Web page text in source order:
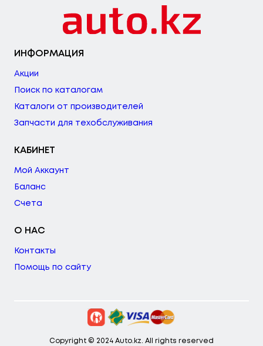
ИНФОРМАЦИЯ
Акции
Поиск по каталогам
Каталоги от производителей
Запчасти для техобслуживания
КАБИНЕТ
Мой Аккаунт
Баланс
Счета
О НАС
Контакты
Помощь по сайту
Copyright © 2024 Auto.kz. All rights reserved